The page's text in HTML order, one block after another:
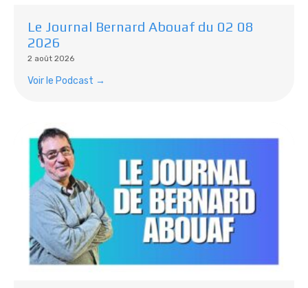
Le Journal Bernard Abouaf du 02 08
2026
2 août 2026
Voir le Podcast →